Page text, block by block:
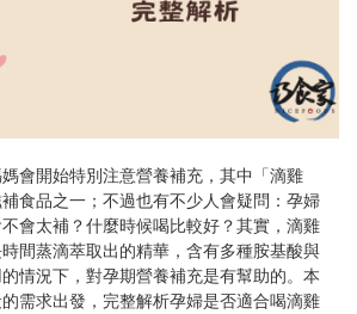
會開始特別注意營養補充，其中「滴雞
食品之一；不過也有不少人會疑問：孕婦
會太補？什麼時候喝比較好？其實，滴雞
間蒸滴萃取出的精華，含有多種胺基酸與
情況下，對孕期營養補充是有幫助的。本
需求出發，完整解析孕婦是否適合喝滴雞